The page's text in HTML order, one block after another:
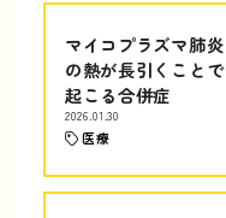
マイコプラズマ肺炎
の熱が長引くことで
起こる合併症
2026.01.30
医療